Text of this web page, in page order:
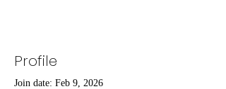
Profile
Join date: Feb 9, 2026